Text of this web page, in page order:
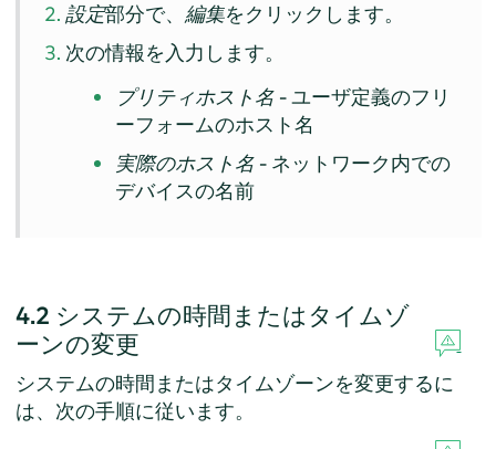
設定部分で、編集をクリックします。
次の情報を入力します。
プリティホスト名 - ユーザ定義のフリ
ーフォームのホスト名
実際のホスト名 - ネットワーク内での
デバイスの名前
4.2 システムの時間またはタイムゾ
ーンの変更
システムの時間またはタイムゾーンを変更するに
は、次の手順に従います。